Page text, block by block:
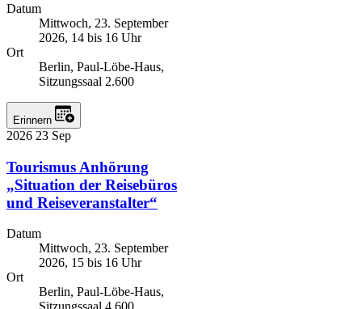
Datum
Mittwoch, 23. September
2026, 14 bis 16 Uhr
Ort
Berlin, Paul-Löbe-Haus,
Sitzungssaal 2.600
Erinnern
2026 23 Sep
Tourismus Anhörung
„Situation der Reisebüros
und Reiseveranstalter“
Datum
Mittwoch, 23. September
2026, 15 bis 16 Uhr
Ort
Berlin, Paul-Löbe-Haus,